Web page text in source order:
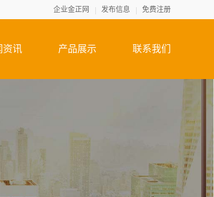
企业金正网 发布信息 免费注册
资讯 产品展示 联系我们